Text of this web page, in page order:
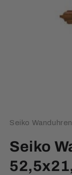
Seiko Wanduhren
Seiko